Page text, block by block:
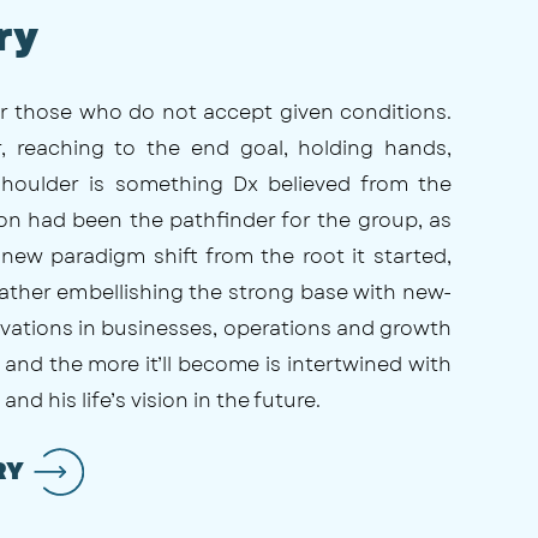
those who do not accept given conditions.
reaching to the end goal, holding hands,
is something Dx believed from the
had been the pathfinder for the group, as
paradigm shift from the root it started,
embellishing the strong base with new-
in businesses, operations and growth
and the more it’ll become is intertwined with
his life’s vision in the future.